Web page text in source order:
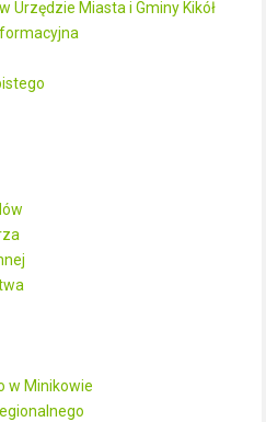
Urzędzie Miasta i Gminy Kikół
w Minikowie